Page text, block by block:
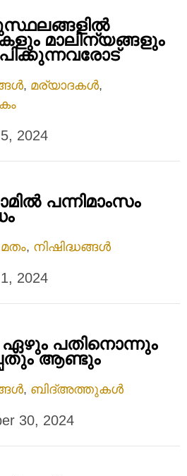
മാലിന്യങ്ങളും
, മര്യാദകൾ,
2024
പന്നിമാംസം
, നിഷിദ്ധങ്ങൾ
2024
പതിനൊന്നും
ആണ്ടും
, ബിദ്അത്തുകൾ
30, 2024